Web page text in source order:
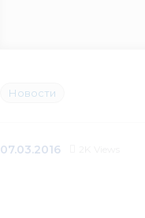
Новости
07.03.2016